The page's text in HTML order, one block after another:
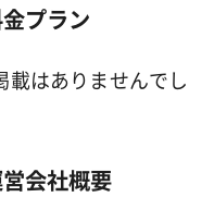
プラン
載はありませんでし
会社概要